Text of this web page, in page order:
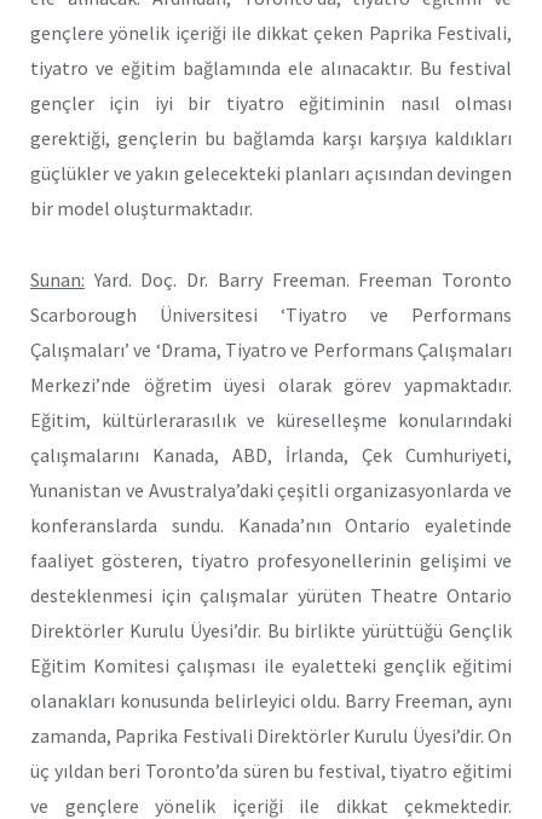
gençlere yönelik içeriği ile dikkat çeken Paprika Festivali,
tiyatro ve eğitim bağlamında ele alınacaktır. Bu festival
gençler için iyi bir tiyatro eğitiminin nasıl olması
gerektiği, gençlerin bu bağlamda karşı karşıya kaldıkları
güçlükler ve yakın gelecekteki planları açısından devingen
bir model oluşturmaktadır.
Sunan: Yard. Doç. Dr. Barry Freeman. Freeman Toronto
Scarborough Üniversitesi ‘Tiyatro ve Performans
Çalışmaları’ ve ‘Drama, Tiyatro ve Performans Çalışmaları
Merkezi’nde öğretim üyesi olarak görev yapmaktadır.
Eğitim, kültürlerarasılık ve küreselleşme konularındaki
çalışmalarını Kanada, ABD, İrlanda, Çek Cumhuriyeti,
Yunanistan ve Avustralya’daki çeşitli organizasyonlarda ve
konferanslarda sundu. Kanada’nın Ontario eyaletinde
faaliyet gösteren, tiyatro profesyonellerinin gelişimi ve
desteklenmesi için çalışmalar yürüten Theatre Ontario
Direktörler Kurulu Üyesi’dir. Bu birlikte yürüttüğü Gençlik
Eğitim Komitesi çalışması ile eyaletteki gençlik eğitimi
olanakları konusunda belirleyici oldu. Barry Freeman, aynı
zamanda, Paprika Festivali Direktörler Kurulu Üyesi’dir. On
üç yıldan beri Toronto’da süren bu festival, tiyatro eğitimi
ve gençlere yönelik içeriği ile dikkat çekmektedir.